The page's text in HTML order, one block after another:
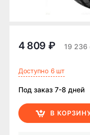
4 809 ₽ 19 236
Доступно 6 шт
Под заказ 7-8 дней
В